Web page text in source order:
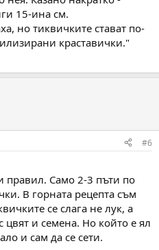
15-ина см.
но тиквичките стават по-
краставички."
#6
правил. Само 2-3 пъти по
В горната рецепта съм
се слага не лук, а
цвят и семена. Но който е ял
и сам да се сети.